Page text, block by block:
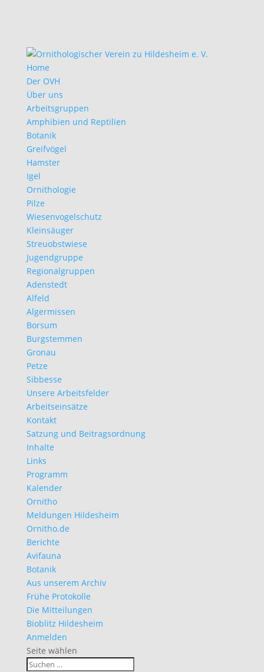
Home
Der OVH
Über uns
Arbeitsgruppen
Amphibien und Reptilien
Botanik
Greifvögel
Hamster
Igel
Ornithologie
Pilze
Wiesenvogelschutz
Kleinsäuger
Streuobstwiese
Jugendgruppe
Regionalgruppen
Adenstedt
Alfeld
Algermissen
Borsum
Burgstemmen
Gronau
Petze
Sibbesse
Unsere Arbeitsfelder
Arbeitseinsätze
Kontakt
Satzung und Beitragsordnung
Inhalte
Links
Programm
Kalender
Ornitho
Meldungen Hildesheim
Ornitho.de
Berichte
Avifauna
Botanik
Aus unserem Archiv
Frühe Protokolle
Die Mitteilungen
Bioblitz Hildesheim
Anmelden
Seite wählen